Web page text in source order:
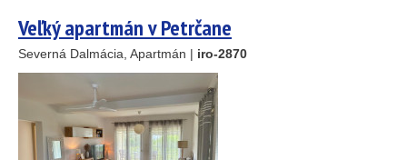
Stavebný pozemok
OD MORA DO(m)
Veľký apartmán v Petrčane
Severná Dalmácia, Apartmán | iro-2870